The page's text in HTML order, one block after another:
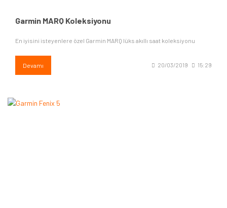
Garmin MARQ Koleksiyonu
En iyisini isteyenlere özel Garmin MARQ lüks akıllı saat koleksiyonu
Devamı 20/03/2019 15:29